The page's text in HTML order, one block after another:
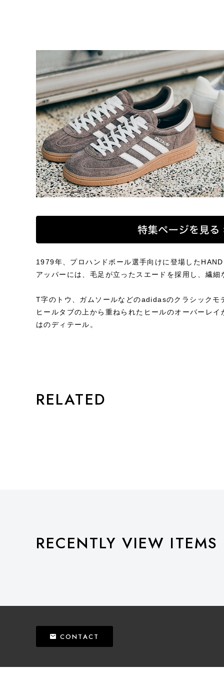
1979年、プロハンドボール選手向けに登場した
アッパーには、毛足が立ったスエードを採用し、繊
T字のトウ、ガムソールなどのadidasのクラシックモ
ヒールタブの上から重ねられたヒールのオーバーレ
はのディテール。
RELATED
RECENTLY VIEW ITEMS
CONTACT